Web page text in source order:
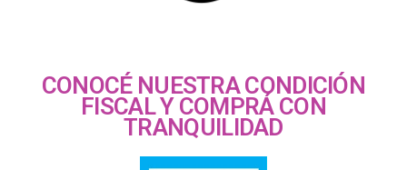
CONOCÉ NUESTRA CONDICIÓN
FISCAL Y COMPRÁ CON
TRANQUILIDAD